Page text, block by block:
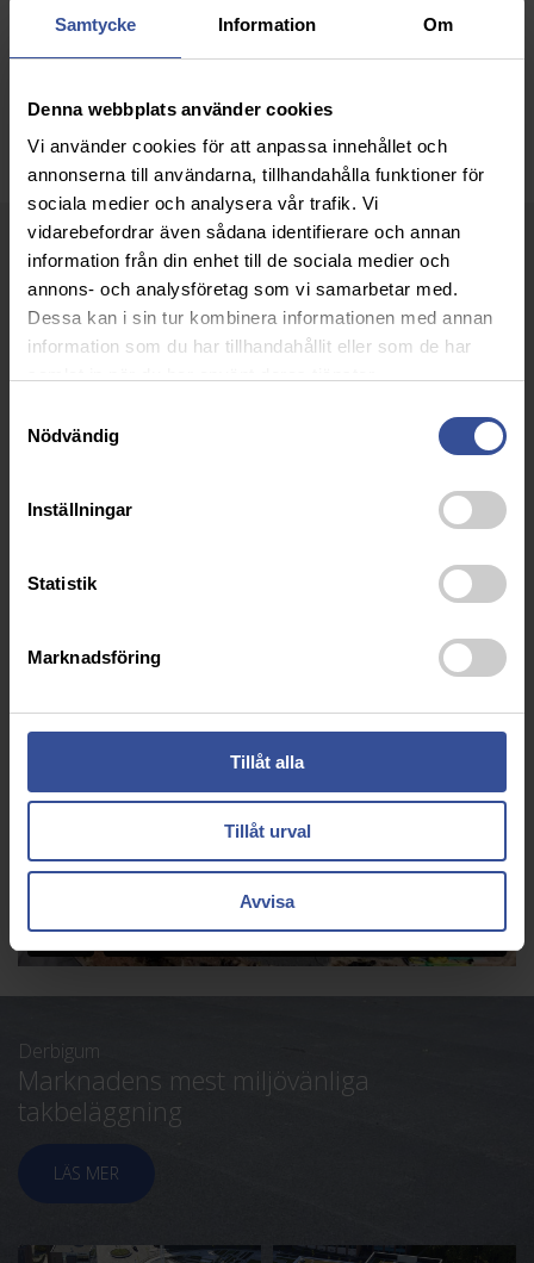
Samtycke Information Om
Denna webbplats använder cookies
Vi använder cookies för att anpassa innehållet och
annonserna till användarna, tillhandahålla funktioner för
sociala medier och analysera vår trafik. Vi
vidarebefordrar även sådana identifierare och annan
information från din enhet till de sociala medier och
annons- och analysföretag som vi samarbetar med.
Dessa kan i sin tur kombinera informationen med annan
information som du har tillhandahållit eller som de har
Nödvändig
Inställningar
Statistik
Marknadsföring
Tillåt alla
Tillåt urval
Avvisa
Hansens Backe förskola
Tillsammans med Derbigum har vi glädjen att installera det
innovativa tätskiktet Derbicolor NT Superwhite – ett smart val för
både miljön och byggnaden. Den reflekterande vita ytan hjälper
framför allt – det håller taket tätt i ur och skur, år efter år.
mer hållbart byggande. Tätskiktet är 100 % återvinningsbart,
innehåller 25 % återvunnet material och erbjuder en
Derbigum
Marknadens mest miljövänliga
takbeläggning
LÄS MER